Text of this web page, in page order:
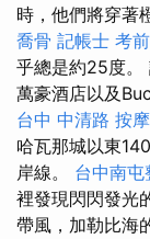
時，他們將穿著
喬骨 記帳士 考前
乎總是約25度。
萬豪酒店以及
台中 中清路 按摩
哈瓦那城以東
岸線。 台中南屯
裡發現閃閃發光
帶風，加勒比海